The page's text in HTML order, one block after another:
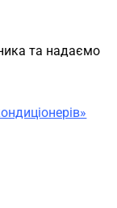
та надаємо